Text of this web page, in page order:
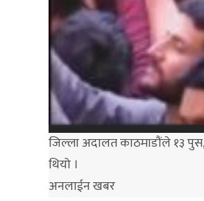
जिल्ला अदालत काठमाडौंले १३
थियो ।
अनलाईन खबर